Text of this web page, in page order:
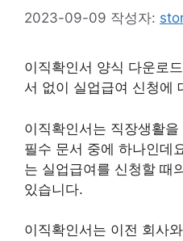
2023-09-09 작성자:
이직확인서 양식 다운로
서 없이 실업급여 신청에
이직확인서는 직장생활
필수 문서 중에 하나인데
는 실업급여를 신청할 때
있습니다.
이직확인서는 이전 회사